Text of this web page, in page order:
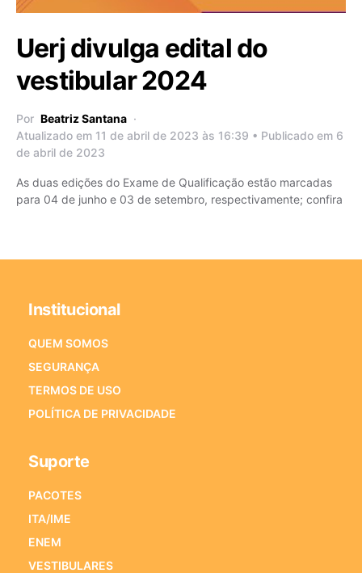
Uerj divulga edital do
vestibular 2024
Por Beatriz Santana
Atualizado em 11 de abril de 2023 às 16:39 • Publicado em 6
de abril de 2023
As duas edições do Exame de Qualificação estão marcadas
para 04 de junho e 03 de setembro, respectivamente; confira
Institucional
QUEM SOMOS
SEGURANÇA
TERMOS DE USO
POLÍTICA DE PRIVACIDADE
Suporte
PACOTES
ITA/IME
ENEM
VESTIBULARES